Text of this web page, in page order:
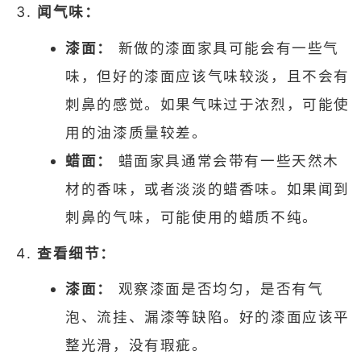
闻气味：
漆面：
新做的漆面家具可能会有一些气
味，但好的漆面应该气味较淡，且不会有
刺鼻的感觉。如果气味过于浓烈，可能使
用的油漆质量较差。
蜡面：
蜡面家具通常会带有一些天然木
材的香味，或者淡淡的蜡香味。如果闻到
刺鼻的气味，可能使用的蜡质不纯。
查看细节：
漆面：
观察漆面是否均匀，是否有气
泡、流挂、漏漆等缺陷。好的漆面应该平
整光滑，没有瑕疵。